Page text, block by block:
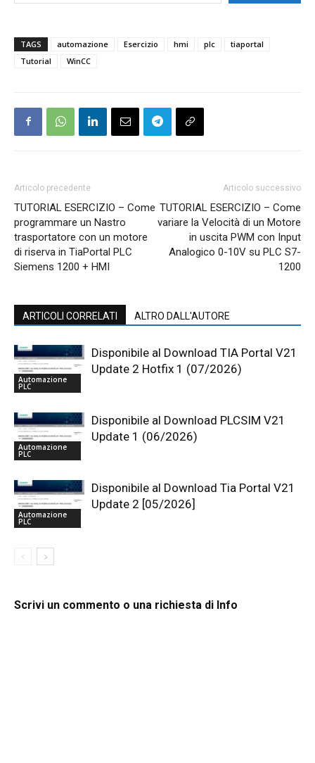
TAGS automazione Esercizio hmi plc
tiaportal
Tutorial
WinCC
Articolo precedente
TUTORIAL ESERCIZIO – Come
programmare un Nastro
trasportatore con un motore
di riserva in TiaPortal PLC
Siemens 1200 + HMI
Articolo successivo
TUTORIAL ESERCIZIO – Come
variare la Velocità di un Motore
in uscita PWM con Input
Analogico 0-10V su PLC S7-
1200
ARTICOLI CORRELATI ALTRO DALL'AUTORE
Automazione
PLC
Disponibile al Download TIA Portal V21
Update 2 Hotfix 1 (07/2026)
Automazione
PLC
Disponibile al Download PLCSIM V21
Update 1 (06/2026)
Automazione
PLC
Disponibile al Download Tia Portal V21
Update 2 [05/2026]
Scrivi un commento o una richiesta di Info